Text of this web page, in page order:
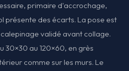
primaire d'accrochage,
présente des écarts. La pose est
validé avant collage.
30×30 au 120×60, en grès
comme sur les murs. Le